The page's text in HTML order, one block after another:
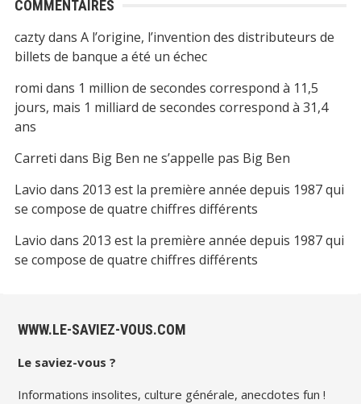
COMMENTAIRES
caztydans A l’origine, l’invention des distributeurs de
billets de banque a été un échec
romi dans 1 million de secondes correspond à 11,5
jours, mais 1 milliard de secondes correspond à 31,4
ans
Carreti dans Big Ben ne s’appelle pas Big Ben
Lavio dans 2013 est la première année depuis 1987 qui
se compose de quatre chiffres différents
Lavio dans 2013 est la première année depuis 1987 qui
se compose de quatre chiffres différents
WWW.LE-SAVIEZ-VOUS.COM
Le saviez-vous ?
Informations insolites, culture générale, anecdotes fun !